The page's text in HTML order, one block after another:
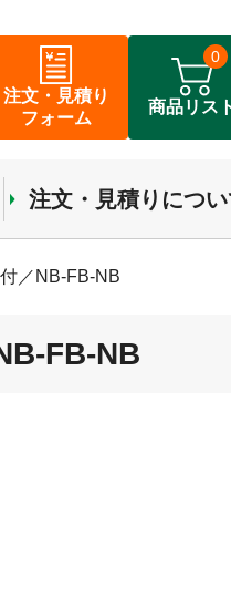
注文・見積り
フォーム
商品リス
0
注文・見積りにつ
／NB-FB-NB
FB-NB